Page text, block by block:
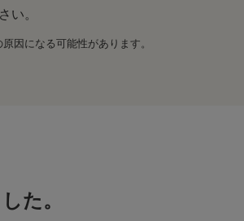
い。
因になる可能性があります。
た。